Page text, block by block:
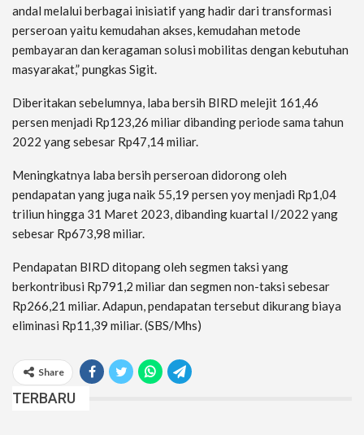
andal melalui berbagai inisiatif yang hadir dari transformasi
perseroan yaitu kemudahan akses, kemudahan metode
pembayaran dan keragaman solusi mobilitas dengan kebutuhan
masyarakat,” pungkas Sigit.
Diberitakan sebelumnya, laba bersih BIRD melejit 161,46
persen menjadi Rp123,26 miliar dibanding periode sama tahun
2022 yang sebesar Rp47,14 miliar.
Meningkatnya laba bersih perseroan didorong oleh
pendapatan yang juga naik 55,19 persen yoy menjadi Rp1,04
triliun hingga 31 Maret 2023, dibanding kuartal I/2022 yang
sebesar Rp673,98 miliar.
Pendapatan BIRD ditopang oleh segmen taksi yang
berkontribusi Rp791,2 miliar dan segmen non-taksi sebesar
Rp266,21 miliar. Adapun, pendapatan tersebut dikurang biaya
eliminasi Rp11,39 miliar. (SBS/Mhs)
Share
TERBARU